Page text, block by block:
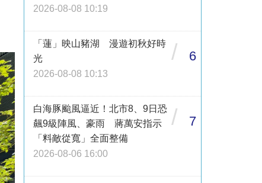
2026-08-08 10:19
「蓮」映山豬湖 漫遊初秋好時
光
2026-08-08 10:13
/ 6
白海豚颱風逼近！北市8、9日恐
飆9級陣風、豪雨 蔣萬安指示
「料敵從寬」全面整備
2026-08-06 16:00
/ 7